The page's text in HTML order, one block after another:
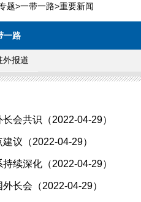
题>一带一路>重要新闻
一路
外报道
会共识（2022-04-29）
议（2022-04-29）
续深化（2022-04-29）
长会（2022-04-29）